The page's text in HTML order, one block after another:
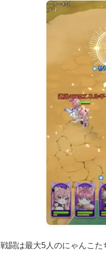
戦闘は最大5人のにゃんこた